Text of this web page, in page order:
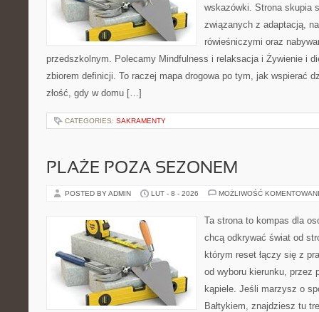
wskazówki. Strona skupia
związanych z adaptacją,
rówieśniczymi oraz
przedszkolnym. Polecamy Mindfulness i relaksacja i Żywienie i
zbiorem definicji. To raczej mapa drogowa po tym, jak wspierać
złość, gdy w domu […]
CATEGORIES: SAKRAMENTY
PLAŻE POZA SEZONEM
POSTED BY ADMIN LUT - 8 - 2026 MOŻLIWOŚĆ
Ta strona to kompas dla
chcą odkrywać świat od
którym reset łączy się z
od wyboru kierunku, przez
kąpiele. Jeśli marzysz o
Bałtykiem, znajdziesz tu